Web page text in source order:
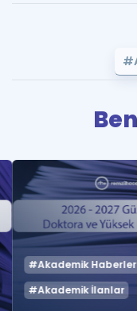
#Akademik Haberler
#Akademik İlanlar